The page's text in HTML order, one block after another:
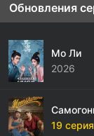
Обновления
Мо Ли
2026
19